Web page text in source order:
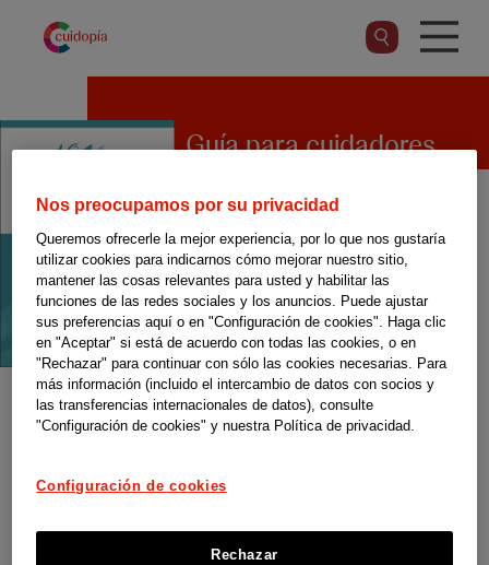
contenido
Guía para cuidadores
El Colegio Oficial de la
Psicología de Madrid edita una
serie de guías sectoriales,
entre las que se incluye esta
específica para cuidadores que
recoge un decálogo
cuidarse mejor.
Nos preocupamos por su privacidad
Queremos ofrecerle la mejor experiencia, por lo que nos gustaría
utilizar cookies para indicarnos cómo mejorar nuestro sitio,
mantener las cosas relevantes para usted y habilitar las
funciones de las redes sociales y los anuncios. Puede ajustar
sus preferencias aquí o en "Configuración de cookies". Haga clic
en "Aceptar" si está de acuerdo con todas las cookies, o en
"Rechazar" para continuar con sólo las cookies necesarias. Para
más información (incluido el intercambio de datos con socios y
las transferencias internacionales de datos), consulte
"Configuración de cookies" y nuestra Política de privacidad.
Configuración de cookies
Rechazar